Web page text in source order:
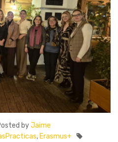
byJaime
, Erasmus+